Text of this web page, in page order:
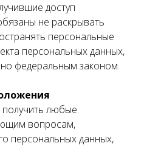
доступ
не раскрывать
персональные
персональных данных,
федеральным законом.
любые
вопросам,
персональных данных,